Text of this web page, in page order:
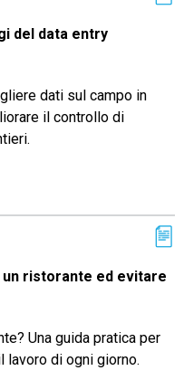
del data entry
dati sul campo in
il controllo di
ristorante ed evitare
Una guida pratica per
lavoro di ogni giorno.